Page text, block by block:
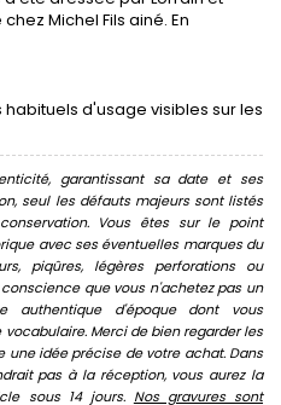
Michel Fils ainé. En
d'usage visibles sur les
garantissant sa date et ses
seul les défauts majeurs sont listés
Vous êtes sur le point
avec ses éventuelles marques du
piqûres, légères perforations ou
que vous n'achetez pas un
authentique d'époque dont vous
Merci de bien regarder les
idée précise de votre achat. Dans
pas à la réception, vous aurez la
sous 14 jours. Nos gravures sont